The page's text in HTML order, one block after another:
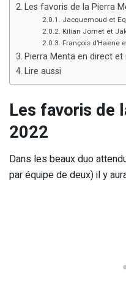
Les favoris de la Pierra
Jacquemoud et
Kilian Jornet et
François d’Haene
Pierra Menta en direct
Lire aussi
Les favoris de
2022
Dans les beaux duo
par équipe de deux) il y